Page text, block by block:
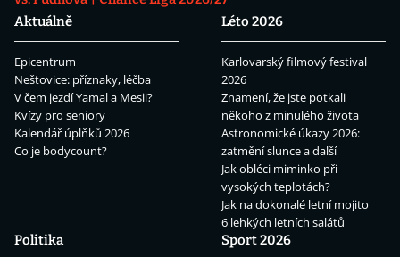
Aktuálně
Epicentrum
Neštovice: příznaky, léčba
V čem jezdí Yamal a Mesii?
Kvízy pro seniory
Kalendář úplňků 2026
Co je bodycount?
Léto 2026
Karlovarský filmový festival
2026
Znamení, že jste potkali
někoho z minulého života
Astronomické úkazy 2026:
zatmění slunce a další
Jak obléci miminko při
vysokých teplotách?
Jak na dokonalé letní mojito
6 lehkých letních salátů
Politika
Sport 2026